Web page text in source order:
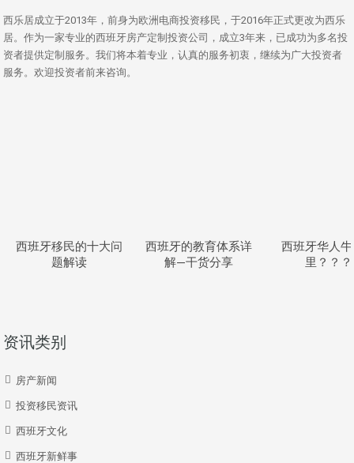
西乐居成立于2013年，前身为欧洲电商投资移民，于2016年正式更改为西乐
居。作为一家专业的西班牙房产定制投资公司，成立3年来，已成功为多名投
资者提供定制服务。我们将本着专业，认真的服务初衷，继续为广大投资者
服务。欢迎投资者前来咨询。
西班牙移民的十大问
题解读
西班牙的教育体系详
解—干货分享
西班牙华人
里？？？
资讯类别
房产新闻
投资移民资讯
西班牙文化
西班牙新鲜事